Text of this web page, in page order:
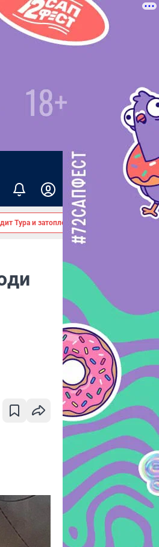
Тура и затопленные берега — вид с реки